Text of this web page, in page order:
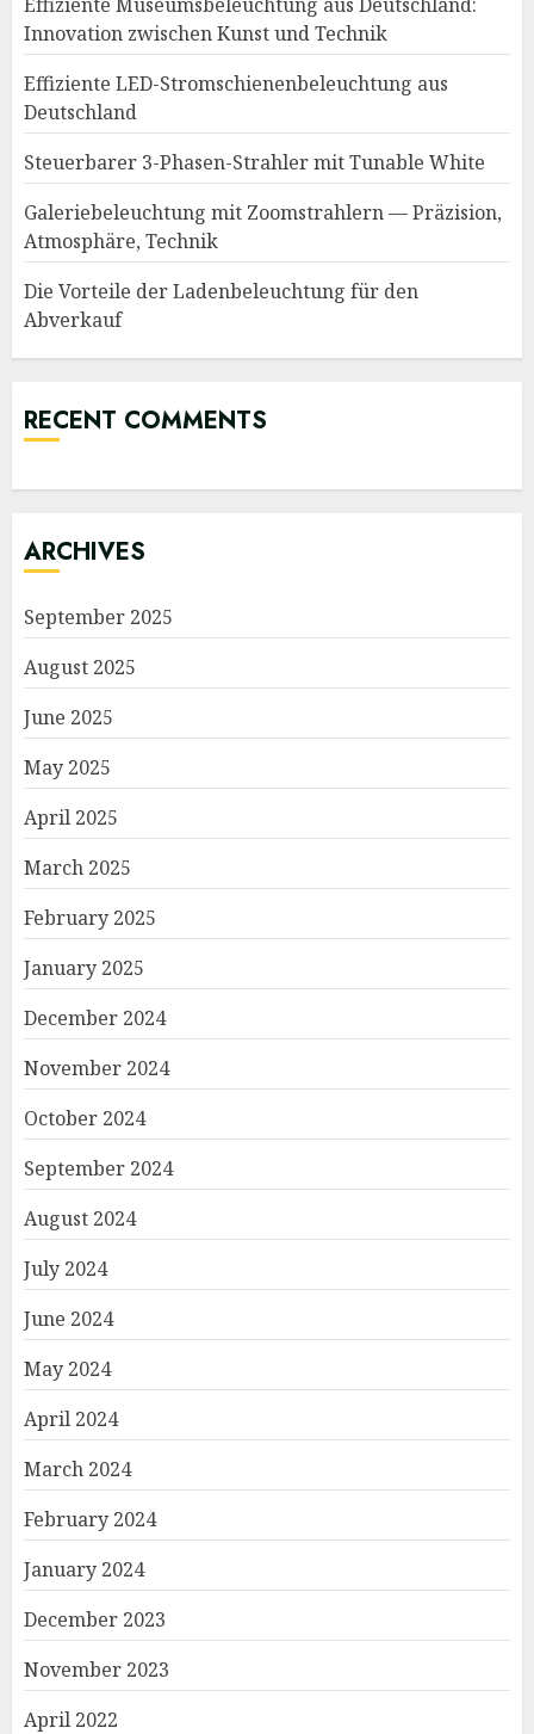
Effiziente Museumsbeleuchtung aus Deutschland:
Innovation zwischen Kunst und Technik
Effiziente LED-Stromschienenbeleuchtung aus
Deutschland
Steuerbarer 3-Phasen-Strahler mit Tunable White
Galeriebeleuchtung mit Zoomstrahlern — Präzision,
Atmosphäre, Technik
Die Vorteile der Ladenbeleuchtung für den
Abverkauf
RECENT COMMENTS
ARCHIVES
September 2025
August 2025
June 2025
May 2025
April 2025
March 2025
February 2025
January 2025
December 2024
November 2024
October 2024
September 2024
August 2024
July 2024
June 2024
May 2024
April 2024
March 2024
February 2024
January 2024
December 2023
November 2023
April 2022